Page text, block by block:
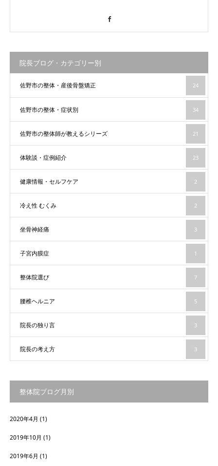
院長ブログ・カテゴリー別
佐野市の整体・産後骨盤矯正 24
佐野市の整体・症状別 34
佐野市の整体師が教えるシリーズ 21
体験談・症例紹介 23
健康情報・セルフケア 2
冷え性 むくみ 2
坐骨神経痛 3
子宮内膜症 1
整体院選び 7
腰椎ヘルニア 5
院長の独り言 3
院長の考え方 3
整体院ブログ月別
2020年4月 (1)
2019年10月 (1)
2019年6月 (1)